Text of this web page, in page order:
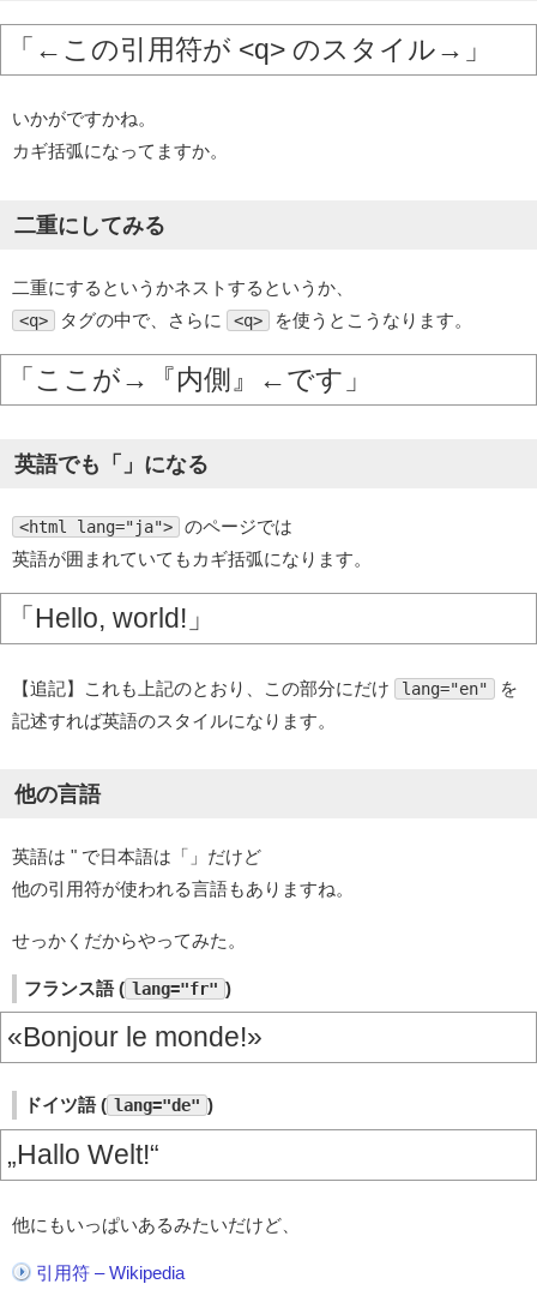
←この引用符が <q> のスタイル→
いかがですかね。
カギ括弧になってますか。
二重にしてみる
二重にするというかネストするというか、
<q> タグの中で、さらに <q> を使うとこうなります。
ここが→ 内側 ←です
英語でも「」になる
<html lang="ja">
のページでは
英語が囲まれていてもカギ括弧になります。
Hello, world!
【追記】これも上記のとおり、この部分にだけ lang="en"
を
記述すれば英語のスタイルになります。
他の言語
英語は " で日本語は「」だけど
他の引用符が使われる言語もありますね。
せっかくだからやってみた。
フランス語 ( lang="fr" )
«Bonjour le monde!»
ドイツ語 ( lang="de" )
„Hallo Welt!“
他にもいっぱいあるみたいだけど、
引用符 – Wikipedia